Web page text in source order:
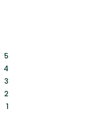
5:
4:
3:
2:
1: